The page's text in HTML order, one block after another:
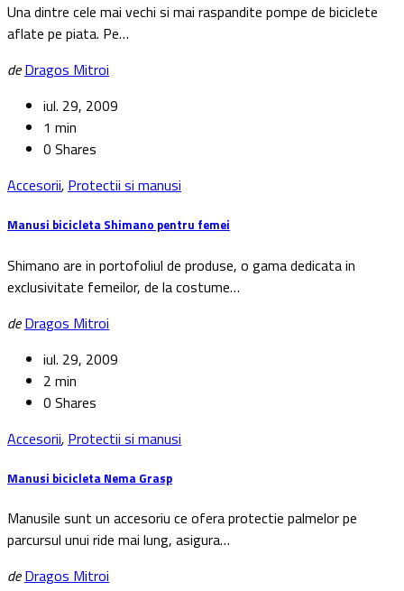
Una dintre cele mai vechi si mai raspandite pompe de biciclete
aflate pe piata. Pe…
de Dragos Mitroi
iul. 29, 2009
1 min
0 Shares
Accesorii, Protectii si manusi
Manusi bicicleta Shimano pentru femei
Shimano are in portofoliul de produse, o gama dedicata in
exclusivitate femeilor, de la costume…
de Dragos Mitroi
iul. 29, 2009
2 min
0 Shares
Accesorii, Protectii si manusi
Manusi bicicleta Nema Grasp
Manusile sunt un accesoriu ce ofera protectie palmelor pe
parcursul unui ride mai lung, asigura…
de Dragos Mitroi